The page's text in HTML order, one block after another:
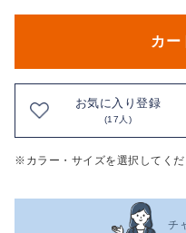
カー
お気に入り登録
(17人)
※カラー・サイズを選択してくだ
チ